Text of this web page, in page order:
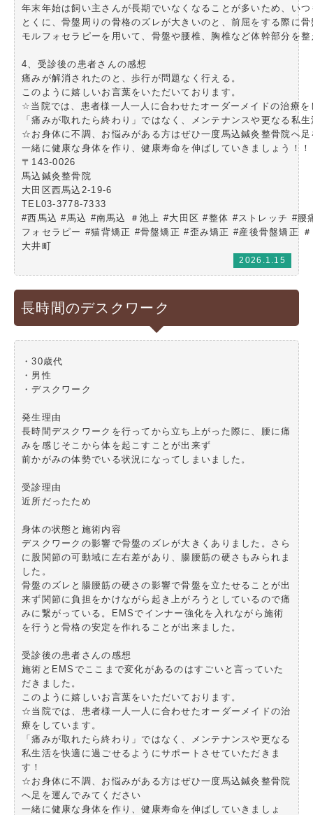
年末年始は飼い主さんが長期でいなくなることが多いため、い
とくに、骨盤周りの骨格のズレが大きいのと、前屈をする際に
モルフォセラピーを用いて、骨盤や腰椎、胸椎など体幹部分を
4、受診後の患者さんの感想
痛みが解消されたのと、歩行が問題なく行える。
このように嬉しいお言葉をいただいております。
☆当院では、患者様一人一人に合わせたオーダーメイドの治療を
「痛みが取れたら終わり」ではなく、メンテナンスや更なる私
☆お身体に不調、お悩みがある方はぜひ一度馬込鍼灸整骨院へ
一緒に健康な身体を作り、健康寿命を伸ばしていきましょう！！
〒143-0026
馬込鍼灸整骨院
大田区西馬込2-19-6
TEL03-3778-7333
#西馬込 #馬込 #南馬込 ＃池上 #大田区 #整体 #ストレッチ #
フォセラピー #猫背矯正 #骨盤矯正 #歪み矯正 #産後骨盤矯正
大井町
2026.1.15
長時間のデスクワーク
・30歳代
・男性
・デスクワーク
発生理由
長時間デスクワークを行ってから立ち上がった際に、腰に痛
みを感じそこから体を起こすことが出来ず
前かがみの体勢でいる状況になってしまいました。
受診理由
近所だったため
身体の状態と施術内容
デスクワークの影響で骨盤のズレが大きくありました。さら
に股関節の可動域に左右差があり、腸腰筋の硬さもみられま
した。
骨盤のズレと腸腰筋の硬さの影響で骨盤を立たせることが出
来ず関節に負担をかけながら起き上がろうとしているので痛
みに繋がっている。EMSでインナー強化を入れながら施術
を行うと骨格の安定を作れることが出来ました。
受診後の患者さんの感想
施術とEMSでここまで変化があるのはすごいと言っていた
だきました。
このように嬉しいお言葉をいただいております。
☆当院では、患者様一人一人に合わせたオーダーメイドの治
療をしています。
「痛みが取れたら終わり」ではなく、メンテナンスや更なる
私生活を快適に過ごせるようにサポートさせていただきま
す！
☆お身体に不調、お悩みがある方はぜひ一度馬込鍼灸整骨院
へ足を運んでみてください
一緒に健康な身体を作り、健康寿命を伸ばしていきましょ